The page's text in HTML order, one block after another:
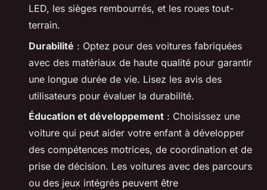
LED, les sièges rembourrés, et les roues tout-
terrain.
Durabilité : Optez pour des voitures fabriquées
avec des matériaux de haute qualité pour garantir
une longue durée de vie. Lisez les avis des
utilisateurs pour évaluer la durabilité.
Éducation et développement : Choisissez une
voiture qui peut aider votre enfant à développer
des compétences motrices, de coordination et de
prise de décision. Les voitures avec des parcours
ou des jeux intégrés peuvent être